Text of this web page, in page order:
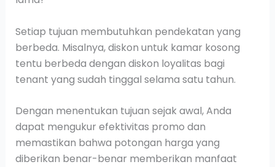
Setiap tujuan membutuhkan pendekatan yang
berbeda. Misalnya, diskon untuk kamar kosong
tentu berbeda dengan diskon loyalitas bagi
tenant yang sudah tinggal selama satu tahun.
Dengan menentukan tujuan sejak awal, Anda
dapat mengukur efektivitas promo dan
memastikan bahwa potongan harga yang
diberikan benar-benar memberikan manfaat